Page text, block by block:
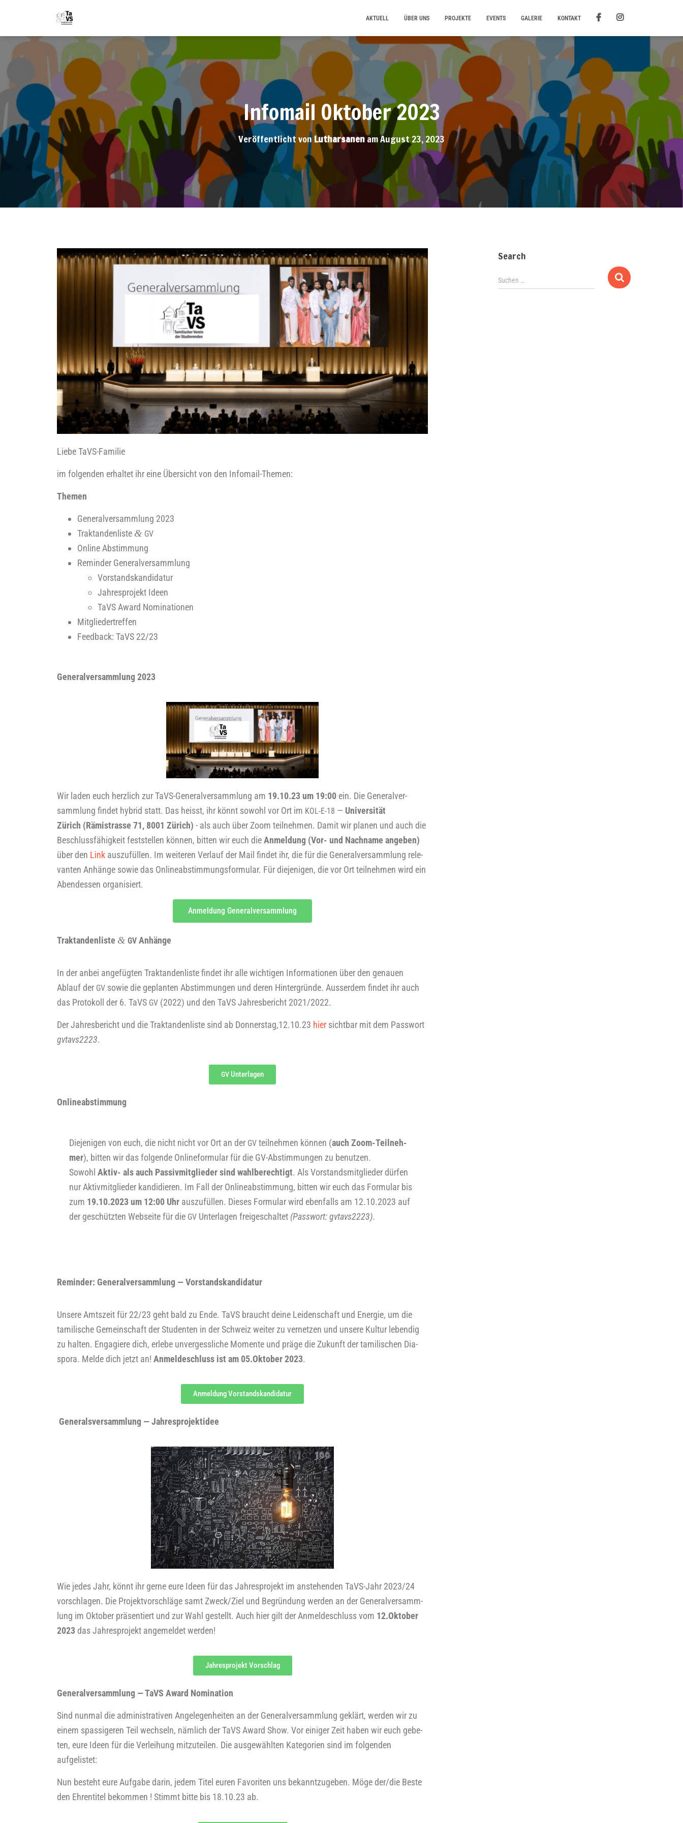
AKTUELL ÜBER UNS PROJEKTE EVENTS GALERIE KONTAKT
Infomail Oktober 2023
Veröffentlicht vonLutharsanenamAugust 23, 2023
Lie­be TaVS-Familie
im fol­gen­den erhal­tet ihr eine Über­sicht von den Infomail-Themen:
The­men
Gene­ral­ver­samm­lung 2023
Trak­tan­den­lis­te & GV
Online Abstim­mung
Remin­der Generalversammlung
Vor­stands­kan­di­da­tur
Jah­res­pro­jekt Ideen
TaVS Award Nominationen
Mit­glie­der­tref­fen
Feed­back: TaVS 22/23
Gene­ral­ver­samm­lung 2023
Wir laden euch herz­lich zur TaVS-Gene­ral­ver­samm­lung am 19.10.23 um 19:00 ein. Die Gene­ral­ver­
samm­lung fin­det hybrid statt. Das heisst, ihr könnt sowohl vor Ort im KOL-E-18 — Uni­ver­si­tät
Zürich (Rämis­tras­se 71, 8001 Zürich) - als auch über Zoom teil­neh­men. Damit wir pla­nen und auch die
Beschluss­fä­hig­keit fest­stel­len kön­nen, bit­ten wir euch dieAnmel­dung (Vor- und Nach­na­me ange­ben)
über den Link aus­zu­fül­len. Im wei­te­ren Ver­lauf der Mail fin­det ihr, die für die Gene­ral­ver­samm­lung rele­
van­ten Anhän­ge sowie das Online­ab­stim­mungs­for­mu­lar. Für die­je­ni­gen, die vor Ort teil­neh­men wird ein
Abend­essen organisiert.
Anmel­dung Generalversammlung
Trak­tan­den­lis­te & GV Anhänge
In der anbei ange­füg­ten Trak­tan­den­lis­te fin­det ihr alle wich­ti­gen Infor­ma­tio­nen über den genau­en
Ablauf der GV sowie die geplan­ten Abstim­mun­gen und deren Hin­ter­grün­de. Aus­ser­dem fin­det ihr auch
das Pro­to­koll der 6. TaVS GV (2022) und den TaVS Jah­res­be­richt 2021/2022.
Der Jah­res­be­richt und die Trak­tan­den­lis­te sind ab Donnerstag,12.10.23 hier sicht­bar mit dem Pass­wort
gvtavs2223.
GV Unter­la­gen
Online­ab­stim­mung
Die­je­ni­gen von euch, die nicht nicht vor Ort an der GV teil­neh­men kön­nen (auch Zoom-Teil­neh­
mer), bit­ten wir das fol­gen­de Online­for­mu­lar für die GV-Abstim­mun­gen zu benut­zen.
Sowohl Aktiv- als auch Pas­siv­mit­glie­dersind wahl­be­rech­tigt. Als Vor­stands­mit­glie­der dür­fen
nur Aktiv­mit­glie­der kan­di­die­ren. Im Fall der Online­ab­stim­mung, bit­ten wir euch das For­mu­lar bis
zum 19.10.2023 um 12:00 Uhr aus­zu­fül­len. Die­ses For­mu­lar wird eben­falls am 12.10.2023 auf
der geschütz­ten Web­sei­te für die GV Unter­la­gen frei­ge­schal­tet (Pass­wort: gvtavs2223).
Remin­der: Gene­ral­ver­samm­lung — Vorstandskandidatur
Unse­re Amts­zeit für 22/23 geht bald zu Ende. TaVS braucht dei­ne Lei­den­schaft und Ener­gie, um die
tami­li­sche Gemein­schaft der Stu­den­ten in der Schweiz wei­ter zu ver­net­zen und unse­re Kul­tur leben­dig
zu hal­ten. Enga­gie­re dich, erle­be unver­gess­li­che Momen­te und prä­ge die Zukunft der tami­li­schen Dia­
spo­ra. Mel­de dich jetzt an! Anmel­de­schluss ist am 05.Oktober 2023.
Anmel­dung Vorstandskandidatur
Gene­rals­ver­samm­lung — Jahresprojektidee
Wie jedes Jahr, könnt ihr ger­ne eure Ideen für das Jah­res­pro­jekt im anste­hen­den TaVS-Jahr 2023/24
vor­schla­gen. Die Pro­jekt­vor­schlä­ge samt Zweck/Ziel und Begrün­dung wer­den an der Gene­ral­ver­samm­
lung im Okto­ber prä­sen­tiert und zur Wahl gestellt. Auch hier gilt der Anmel­de­schluss vom 12.Oktober
2023 das Jah­res­pro­jekt ange­mel­det werden!
Jah­res­pro­jekt Vorschlag
Gene­ral­ver­samm­lung — TaVS Award Nomination
Sind nun­mal die admi­nis­tra­ti­ven Ange­le­gen­hei­ten an der Gene­ral­ver­samm­lung geklärt, wer­den wir zu
einem spas­si­ge­ren Teil wech­seln, näm­lich der TaVS Award Show. Vor eini­ger Zeit haben wir euch gebe­
ten, eure Ideen für die Ver­lei­hung mit­zu­tei­len. Die aus­ge­wähl­ten Kate­go­rien sind im fol­gen­den
aufgelistet:
Nun besteht eure Auf­ga­be dar­in, jedem Titel euren Favo­ri­ten uns bekannt­zu­ge­ben. Möge der/die Bes­te
den Ehren­ti­tel bekom­men ! Stimmt bit­te bis 18.10.23 ab.
Search
Suchen …